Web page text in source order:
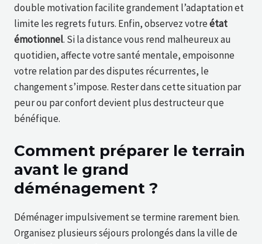
double motivation facilite grandement l’adaptation et
limite les regrets futurs. Enfin, observez votreétat
émotionnel. Si la distance vous rend malheureux au
quotidien, affecte votre santé mentale, empoisonne
votre relation par des disputes récurrentes, le
changement s’impose. Rester dans cette situation par
peur ou par confort devient plus destructeur que
bénéfique.
Comment préparer le terrain
avant le grand
déménagement ?
Déménager impulsivement se termine rarement bien.
Organisez plusieurs séjours prolongés dans la ville de